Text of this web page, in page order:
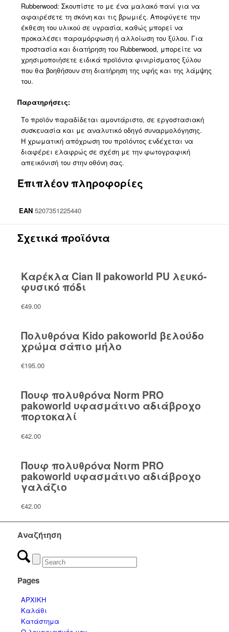
Rubberwood: Σκουπίστε το με ένα μαλακό πανί για να
αφαιρέσετε τη σκόνη και τις βρωμιές. Aποφύγετε την
έκθεση του υλικού σε υγρασία, καθώς μπορεί να
προκαλέσει παραμόρφωση ή αλλοίωση του ξύλου. Για
προστασία και διατήρηση του Rubberwood, μπορείτε να
χρησιμοποιήσετε ειδικά προϊόντα φινιρίσματος ξύλου
που θα βοηθήσουν στη διατήρηση της υφής και της λάμψης
του.
Παρατηρήσεις:
Το προϊόν παραδίδεται αμοντάριστο, σε εργοστασιακή
συσκευασία και με αναλυτικό οδηγό συναρμολόγησης.
Η χρωματική απόχρωση του προϊόντος ενδέχεται να
διαφέρει ελαφρώς σε σχέση με την φωτογραφική
απεικόνισή του στην οθόνη σας.
Επιπλέον πληροφορίες
EAN 5207351225440
Σχετικά προϊόντα
Καρέκλα Cian II pakoworld PU λευκό-
φυσικό πόδι
€49.00
Πολυθρόνα Kido pakoworld βελούδο
χρώμα σάπιο μήλο
€195.00
Πουφ πολυθρόνα Norm PRO
pakoworld υφασμάτινο αδιάβροχο
πορτοκαλί
€42.00
Πουφ πολυθρόνα Norm PRO
pakoworld υφασμάτινο αδιάβροχο
γαλάζιο
€42.00
Αναζήτηση
Pages
ΑΡΧΙΚΗ
Καλάθι
Κατάστημα